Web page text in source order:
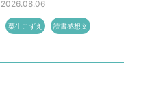
2026.08.06
粟生こずえ 読書感想文